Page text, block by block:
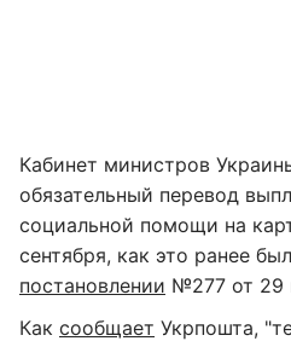
Кабинет министров
обязательный перевод
социальной помощи на
сентября, как это ранее
постановлении №277 от 29
Как сообщает Укрпошта,